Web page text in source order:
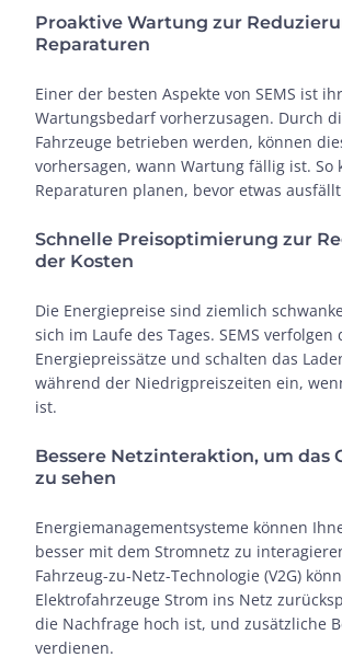
Proaktive Wartung zur
Reparaturen
Einer der besten Aspekte von SEMS ist
Wartungsbedarf vorherzusagen. Durch
Fahrzeuge betrieben werden, können
vorhersagen, wann Wartung fällig ist. So
Reparaturen planen, bevor etwas
Schnelle Preisoptimierung zur
der Kosten
Die Energiepreise sind ziemlich
sich im Laufe des Tages. SEMS verfolgen
Energiepreissätze und schalten das
während der Niedrigpreiszeiten ein,
ist.
Bessere Netzinteraktion, um das
zu sehen
Energiemanagementsysteme können
besser mit dem Stromnetz zu
Fahrzeug-zu-Netz-Technologie (V2G)
Elektrofahrzeuge Strom ins Netz
die Nachfrage hoch ist, und zusätzliche
verdienen.